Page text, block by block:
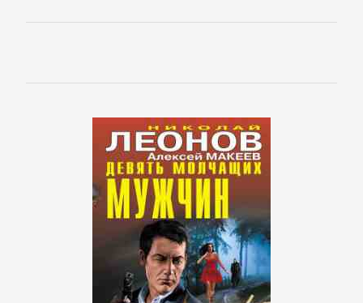
Педагогика
Политика,
образовательная
литература
Социология